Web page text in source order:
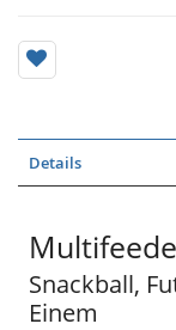
Details
Snackball,
Einem